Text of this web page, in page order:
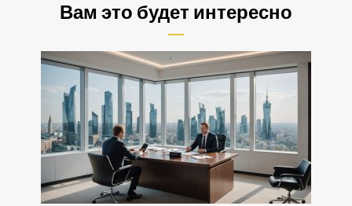
Вам это будет интересно